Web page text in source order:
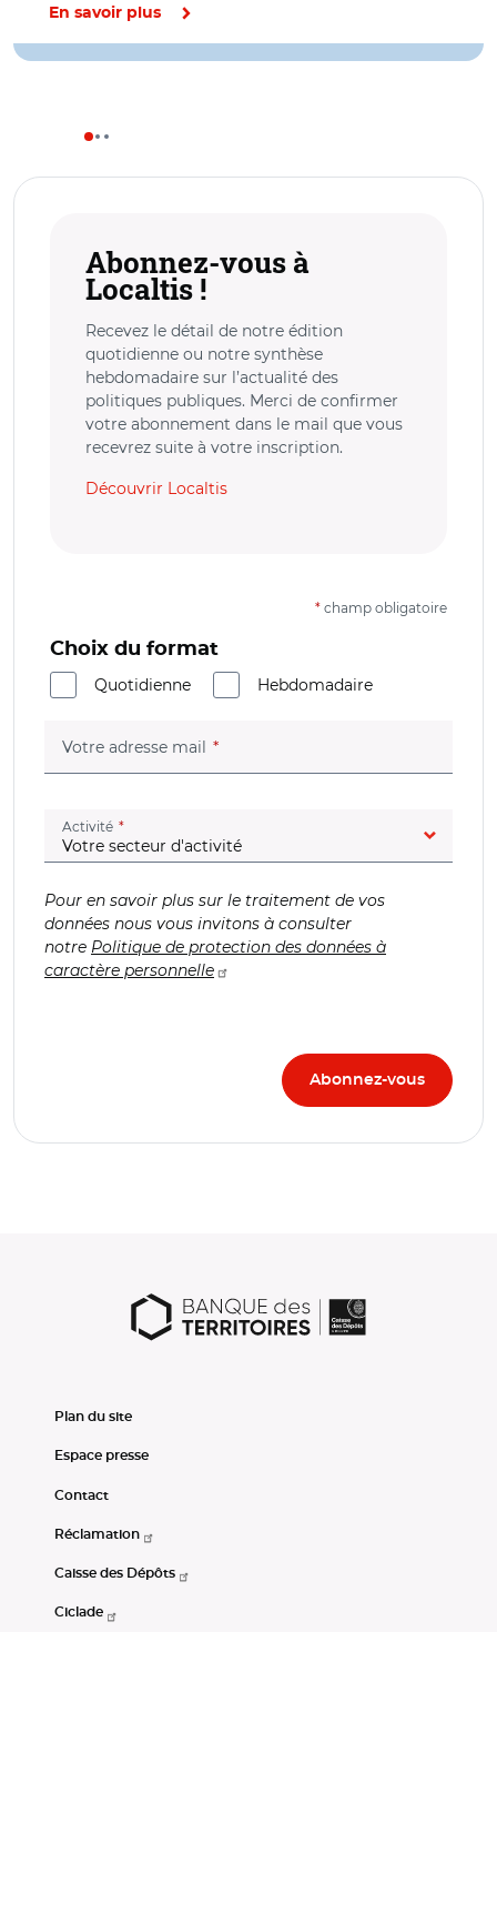
En savoir plus
Abonnez-vous à
Localtis !
Recevez le détail de notre édition
quotidienne ou notre synthèse
hebdomadaire sur l’actualité des
politiques publiques. Merci de confirmer
votre abonnement dans le mail que vous
recevrez suite à votre inscription.
Découvrir Localtis
* champ obligatoire
Choix du format
Quotidienne
Hebdomadaire
Votre adresse mail (champ obligatoire)
Activité (champ obligatoire)
Pour en savoir plus sur le traitement de vos
données nous vous invitons à consulter
notre Politique de protection des données à
caractère personnelle
Plan du site
Espace presse
Contact
Réclamation
Caisse des Dépôts
Ciclade